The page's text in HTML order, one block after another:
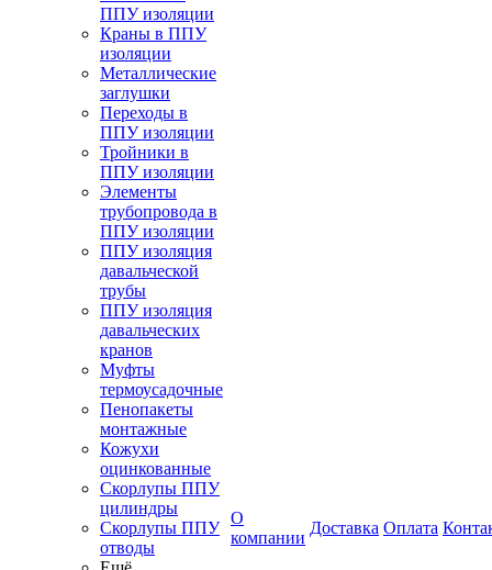
ППУ изоляции
Краны в ППУ
изоляции
Металлические
заглушки
Переходы в
ППУ изоляции
Тройники в
ППУ изоляции
Элементы
трубопровода в
ППУ изоляции
ППУ изоляция
давальческой
трубы
ППУ изоляция
давальческих
кранов
Муфты
термоусадочные
Пенопакеты
монтажные
Кожухи
оцинкованные
Скорлупы ППУ
цилиндры
Скорлупы ППУ
отводы
О
компании
Доставка Оплата